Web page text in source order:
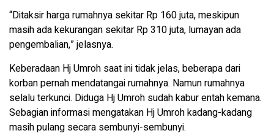
“Ditaksir harga rumahnya sekitar Rp 160 juta, meskipun
masih ada kekurangan sekitar Rp 310 juta, lumayan ada
pengembalian,” jelasnya.
Keberadaan Hj Umroh saat ini tidak jelas, beberapa dari
korban pernah mendatangai rumahnya. Namun rumahnya
selalu terkunci. Diduga Hj Umroh sudah kabur entah kemana.
Sebagian informasi mengatakan Hj Umroh kadang-kadang
masih pulang secara sembunyi-sembunyi.